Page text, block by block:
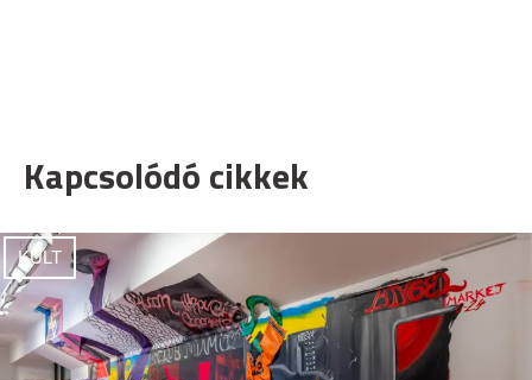
Kapcsolódó cikkek
KULT